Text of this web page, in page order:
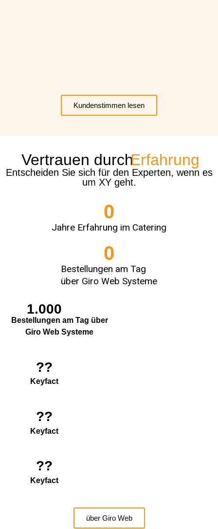
Kundenstimmen lesen
Vertrauen durchErfahrung
Entscheiden Sie sich für den Experten, wenn es
um XY geht.
Jahre Erfahrung im Catering
0
Bestellungen am Tag
über Giro Web Systeme
0
1.000
Bestellungen am Tag über
Giro Web Systeme
??
Keyfact
??
Keyfact
??
Keyfact
über Giro Web